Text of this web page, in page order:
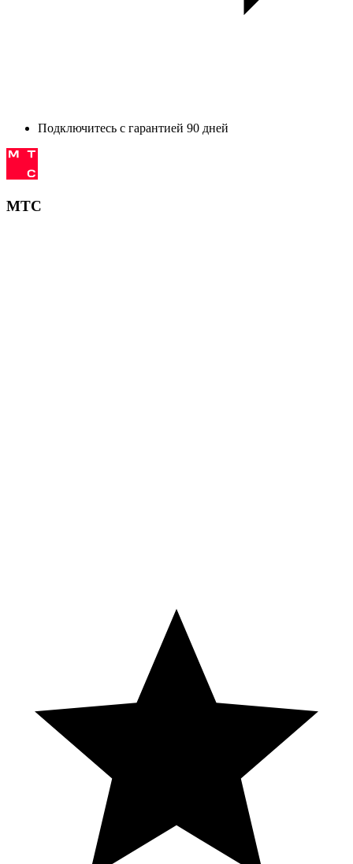
Подключитесь с гарантией 90 дней
МТС